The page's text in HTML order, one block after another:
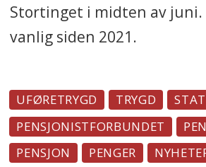
Stortinget i midten av
vanlig siden 2021.
UFØRETRYGD TRYGD
PENSJONISTFORBUNDET
PENSJON
PENGER